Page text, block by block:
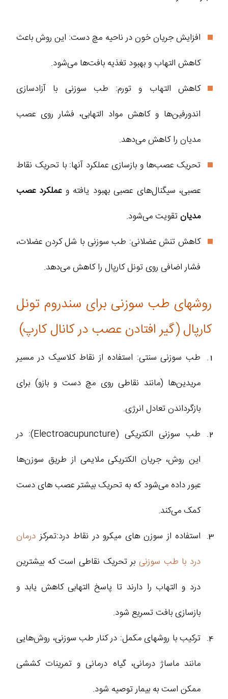
افزایش جریان خون در ناحیه مچ دست: این روش باعث
کاهش التهاب و بهبود تغذیه بافت‌ها می‌شود.
کاهش التهاب و تورم: طب سوزنی با آزادسازی
اندورفین‌ها و کاهش مواد التهابی، فشار روی عصب
مدیان را کاهش می‌دهد.
تحریک عصب‌ها و بازسازی عملکرد آنها: با تحریک نقاط
عصبی، سیگنال‌های عصبی بهبود یافته وعملکرد عصب
مدیانتقویت می‌شود.
کاهش تنش عضلانی: طب سوزنی با شل کردن عضلات،
فشار اضافی روی تونل کارپال را کاهش می‌دهد.
روشهای طب سوزنی برای سندروم تونل
کارپال (گیر افتادن عصب در کانال کارپ)
طب سوزنی سنتی: استفاده از نقاط کلاسیک در مسیر
مریدین‌ها (مانند نقاطی روی مچ دست و بازو) برای
بازگرداندن تعادل انرژی.
طب سوزنی الکتریکی (Electroacupuncture): در
این روش، جریان الکتریکی ملایمی از طریق سوزن‌ها
عبور داده می‌شود که به تحریک بیشتر عصب های دست
کمک می‌کند.
استفاده از سوزن‌ های میکرو در نقاط درد:تمرکز درمان
درد با طب سوزنی بر تحریک نقاطی است که بیشترین
درد و التهاب را دارند تا پاسخ التهابی کاهش یابد و
بازسازی بافت تسریع شود.
ترکیب با روشهای مکمل: در کنار طب سوزنی، روش‌هایی
مانند ماساژ درمانی، گیاه درمانی و تمرینات کششی
ممکن است به بیمار توصیه شود.